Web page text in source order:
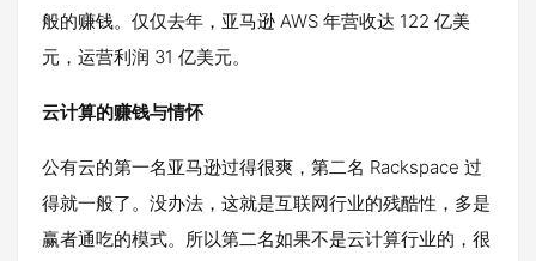
般的赚钱。仅仅去年，亚马逊 AWS 年营收达 122 亿美
元，运营利润 31 亿美元。
云计算的赚钱与情怀
公有云的第一名亚马逊过得很爽，第二名 Rackspace 过
得就一般了。没办法，这就是互联网行业的残酷性，多是
赢者通吃的模式。所以第二名如果不是云计算行业的，很